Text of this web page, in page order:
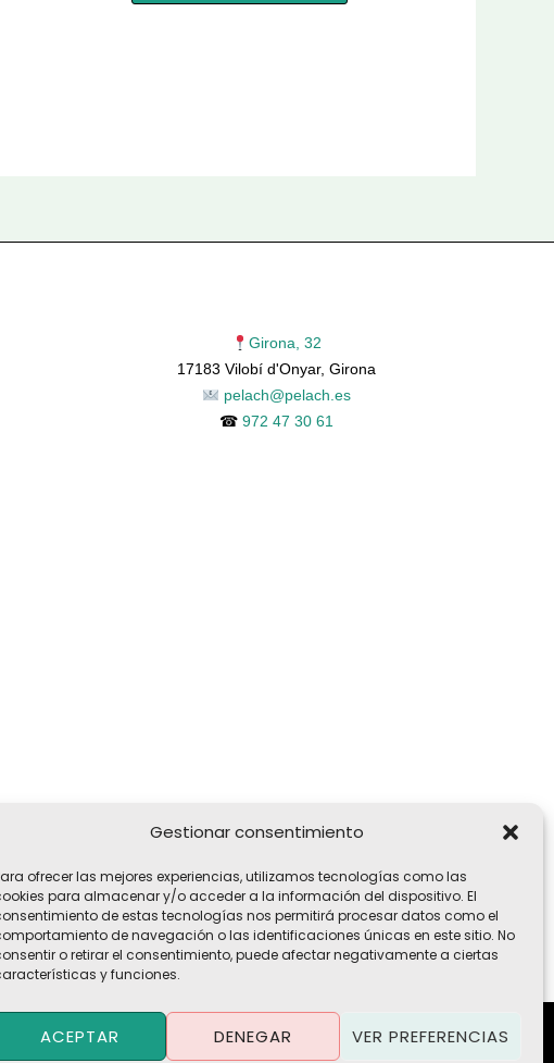
Gestionar consentimiento
ofrecer las mejores experiencias, utilizamos tecnologías como las
para almacenar y/o acceder a la información del dispositivo. El
de estas tecnologías nos permitirá procesar datos como el
de navegación o las identificaciones únicas en este sitio. No
o retirar el consentimiento, puede afectar negativamente a ciertas
y funciones.
ACEPTAR DENEGAR VER PREFERENCIAS
Girona, 32
17183 Vilobí d'Onyar, Girona
pelach@pelach.es
☎972 47 30 61
Política de Privacidad·Política de Cookies·Aviso Legal